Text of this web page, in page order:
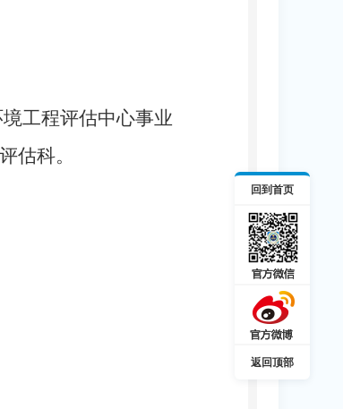
回到首页
返回顶部
工程评估中心事业
估科。